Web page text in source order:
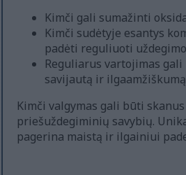
Kimči gali sumažinti
Kimči sudėtyje esantys
padėti reguliuoti
Reguliarus vartojimas
savijautą ir
Kimči valgymas gali būti
priešuždegiminių savybių.
pagerina maistą ir ilgainiui